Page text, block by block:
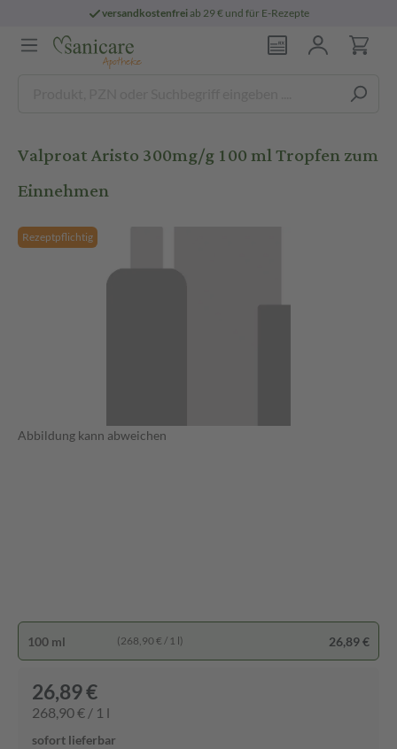
versandkostenfreiab 29 € und für E-Rezepte
Valproat Aristo 300mg/g 100 ml Tropfen zum
Einnehmen
Rezeptpflichtig
Abbildung kann abweichen
100 ml (268,90 € / 1 l) 26,89 €
26,89 €
268,90 € / 1 l
sofort lieferbar